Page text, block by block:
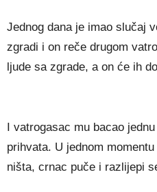
Jednog dana je imao slučaj
zgradi i on reče drugom
ljude sa zgrade, a on će ih
I vatrogasac mu bacao
prihvata. U jednom
ništa, crnac puče i razlijepi